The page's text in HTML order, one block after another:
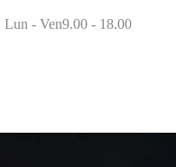
Lun - Ven9.00 - 18.00